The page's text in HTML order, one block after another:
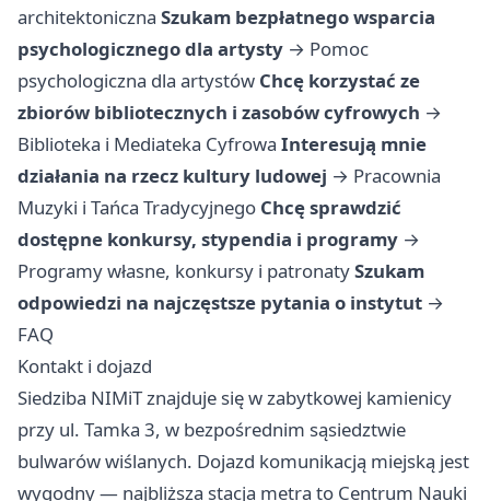
architektoniczna Szukam bezpłatnego wsparcia
psychologicznego dla artysty → Pomoc
psychologiczna dla artystów Chcę korzystać ze
zbiorów bibliotecznych i zasobów cyfrowych →
Biblioteka i Mediateka Cyfrowa Interesują mnie
działania na rzecz kultury ludowej → Pracownia
Muzyki i Tańca Tradycyjnego Chcę sprawdzić
dostępne konkursy, stypendia i programy →
Programy własne, konkursy i patronatySzukam
odpowiedzi na najczęstsze pytania o instytut →
FAQ
Kontakt i dojazd
Siedziba NIMiT znajduje się w zabytkowej kamienicy
przy ul. Tamka 3, w bezpośrednim sąsiedztwie
bulwarów wiślanych. Dojazd komunikacją miejską jest
wygodny — najbliższa stacja metra to Centrum Nauki